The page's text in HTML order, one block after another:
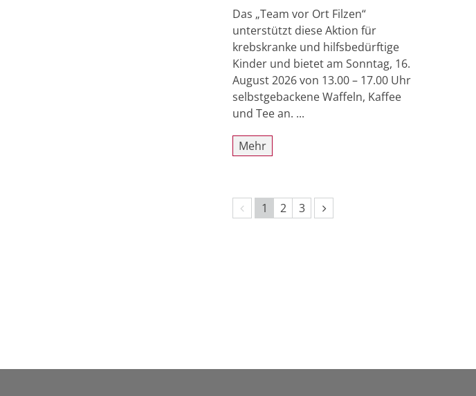
Das „Team vor Ort Filzen“
unterstützt diese Aktion für
krebskranke und hilfsbedürftige
Kinder und bietet am Sonntag, 16.
August 2026 von 13.00 – 17.00 Uhr
selbstgebackene Waffeln, Kaffee
und Tee an. ...
Mehr
Vorherige Seite
1 2 3 Nächste Seite